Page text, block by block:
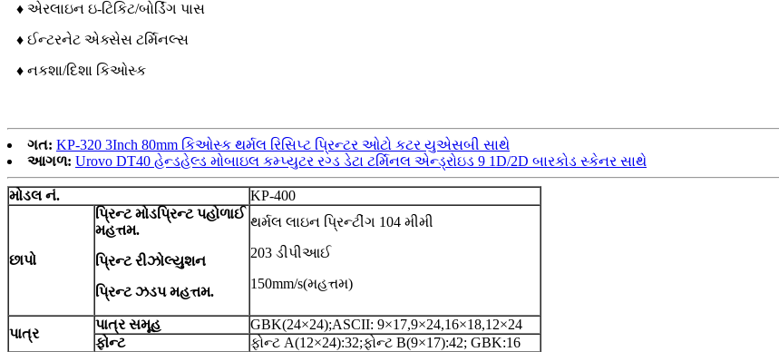
♦ એરલાઇન ઇ-ટિકિટ/બોર્ડિંગ પાસ
♦ ઈન્ટરનેટ એક્સેસ ટર્મિનલ્સ
♦ નકશા/દિશા કિઓસ્ક
ગત: KP-320 3Inch 80mm કિઓસ્ક થર્મલ રિસિપ્ટ પ્રિન્ટર ઓટો કટર યુએસબી સાથે
આગળ: Urovo DT40 હેન્ડહેલ્ડ મોબાઇલ કમ્પ્યુટર રગ્ડ ડેટા ટર્મિનલ એન્ડ્રોઇડ 9 1D/2D બારકોડ સ્કેનર સાથે
મોડલ નં. KP-400
છાપો
પ્રિન્ટ મોડપ્રિન્ટ પહોળાઈ
મહત્તમ.
પ્રિન્ટ રીઝોલ્યુશન
પ્રિન્ટ ઝડપ મહત્તમ.
થર્મલ લાઇન પ્રિન્ટીંગ 104 મીમી
203 ડીપીઆઈ
150mm/s(મહત્તમ)
પાત્ર
પાત્ર સમૂહ
GBK(24×24);ASCII: 9×17,9×24,16×18,12×24
ફોન્ટ
ફોન્ટ A(12×24):32;ફોન્ટ B(9×17):42; GBK:16